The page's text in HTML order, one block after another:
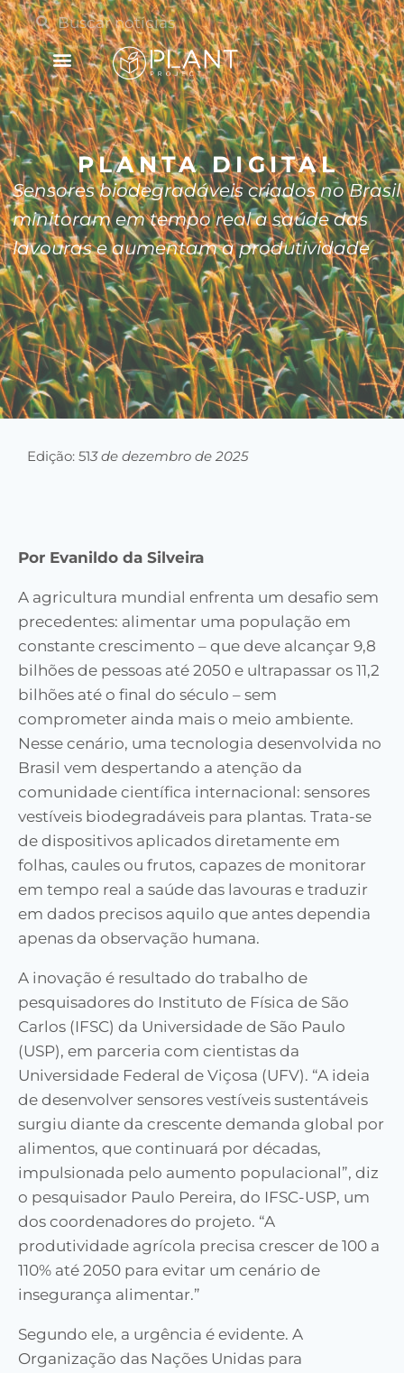
PLANTA DIGITAL
Sensores biodegradáveis criados no Brasil
minitoram em tempo real a saúde das
lavouras e aumentam a produtividade
Edição: 513 de dezembro de 2025
Por Evanildo da Silveira
A agricultura mundial enfrenta um desafio sem
precedentes: alimentar uma população em
constante crescimento – que deve alcançar 9,8
bilhões de pessoas até 2050 e ultrapassar os 11,2
bilhões até o final do século – sem
comprometer ainda mais o meio ambiente.
Nesse cenário, uma tecnologia desenvolvida no
Brasil vem despertando a atenção da
comunidade científica internacional: sensores
vestíveis biodegradáveis para plantas. Trata-se
de dispositivos aplicados diretamente em
folhas, caules ou frutos, capazes de monitorar
em tempo real a saúde das lavouras e traduzir
em dados precisos aquilo que antes dependia
apenas da observação humana.
A inovação é resultado do trabalho de
pesquisadores do Instituto de Física de São
Carlos (IFSC) da Universidade de São Paulo
(USP), em parceria com cientistas da
Universidade Federal de Viçosa (UFV). “A ideia
de desenvolver sensores vestíveis sustentáveis
surgiu diante da crescente demanda global por
alimentos, que continuará por décadas,
impulsionada pelo aumento populacional”, diz
o pesquisador Paulo Pereira, do IFSC-USP, um
dos coordenadores do projeto. “A
produtividade agrícola precisa crescer de 100 a
110% até 2050 para evitar um cenário de
insegurança alimentar.”
Segundo ele, a urgência é evidente. A
Organização das Nações Unidas para